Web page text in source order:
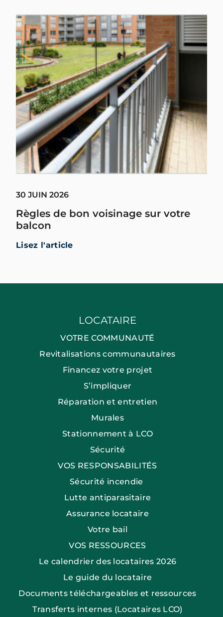
30 JUIN 2026
Règles de bon voisinage sur votre
balcon
Lisez l'article
LOCATAIRE
VOTRE COMMUNAUTÉ
Revitalisations communautaires
Financez votre projet
S’impliquer
Réparation et entretien
Murales
Stationnement à LCO
Sécurité
VOS RESPONSABILITÉS
Sécurité incendie
Lutte antiparasitaire
Assurance locataire
Votre bail
VOS RESSOURCES
Le calendrier des locataires 2026
Le guide du locataire
Documents téléchargeables et ressources
Transferts internes (Locataires LCO)